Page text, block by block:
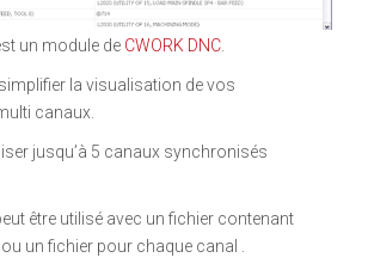
un module de CWORK DNC
la visualisation de vos
canaux.
jusqu’à 5 canaux synchronisés
être utilisé avec un fichier contenant
un fichier pour chaque canal .